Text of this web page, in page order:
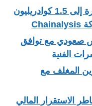
قد تصل تدفقات العملات المستقرة إلى 1.5 كوادريليون
صعودي مع توافق
الفنية
المغلف مع
الاستقرار المالي